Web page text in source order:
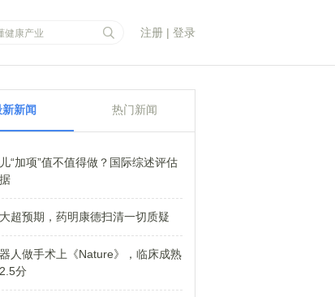
注册 | 登录
新闻 热门新闻
“加项”值不值得做？国际综述评估
超预期，药明康德扫清一切质疑
人做手术上《Nature》，临床成熟
分